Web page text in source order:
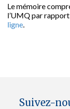
Le mémoire
l’UMQ par
ligne.
Suivez-